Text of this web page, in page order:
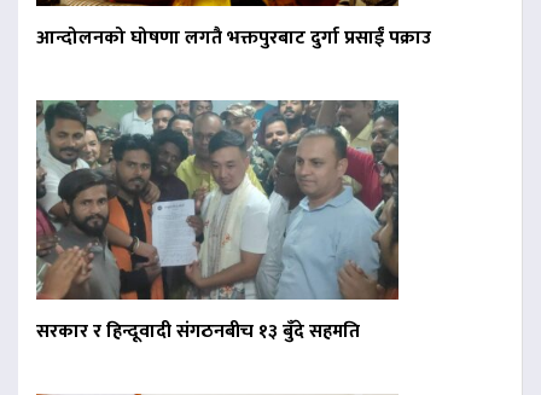
आन्दोलनको घोषणा लगतै भक्तपुरबाट दुर्गा प्रसाईं पक्राउ
सरकार र हिन्दूवादी संगठनबीच १३ बुँदे सहमति